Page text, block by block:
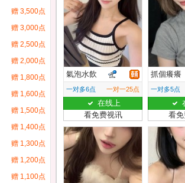
赠 3,500点
赠 3,000点
赠 2,500点
赠 2,000点
赠 1,800点
赠 1,600点
赠 1,500点
赠 1,400点
赠 1,300点
赠 1,200点
赠 1,100点
氣泡水飲
一对多6点 一对一25点
在线上
看免费视讯
抓個癢癢
一对多5点
看